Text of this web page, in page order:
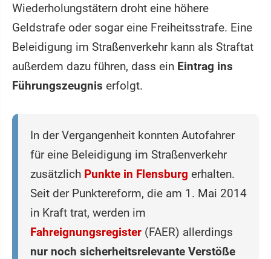
Wiederholungstätern droht eine höhere
Geldstrafe oder sogar eine Freiheitsstrafe. Eine
Beleidigung im Straßenverkehr kann als Straftat
außerdem dazu führen, dass ein Eintrag ins
Führungszeugnis erfolgt.
In der Vergangenheit konnten Autofahrer
für eine Beleidigung im Straßenverkehr
zusätzlich Punkte in Flensburg erhalten.
Seit der Punktereform, die am 1. Mai 2014
in Kraft trat, werden im
Fahreignungsregister (FAER) allerdings
nur noch sicherheitsrelevante Verstöße